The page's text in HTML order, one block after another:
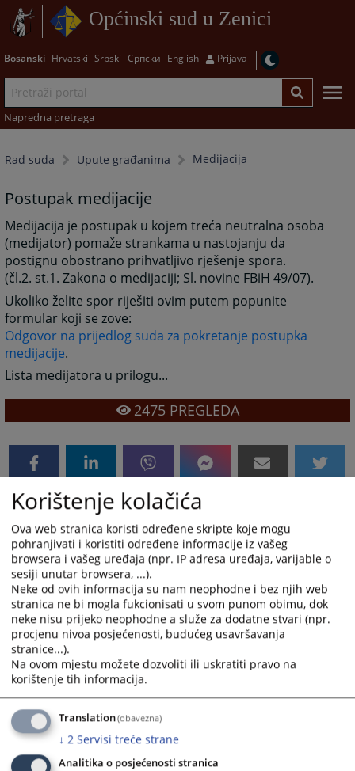
Općinski sud u Zenici
Bosanski Hrvatski Srpski Српски English Prijava
Napredna pretraga
Rad suda Upute građanima Medijacija
Postupak medijacije
Medijacija je postupak u kojem treća neutralna osoba
(medijator) pomaže strankama u nastojanju da
postignu obostrano prihvatljivo rješenje spora.
(čl.2. st.1. Zakona o medijaciji; Sl. novine FBiH 49/07).
Ukoliko želite spor riješiti ovim putem popunite
formular koji se zove:
Odgovor na prijedlog suda za pokretanje postupka
medijacije.
Lista medijatora u prilogu...
2475PREGLEDA
Prateći dokumenti
Obrazac za pokretanje postupka medijacije
Lista medijatora
Korištenje kolačića
Ova web stranica koristi određene skripte koje mogu
pohranjivati i koristiti određene informacije iz vašeg
browsera i vašeg uređaja (npr. IP adresa uređaja, varijable o
sesiji unutar browsera, ...).
Neke od ovih informacija su nam neophodne i bez njih web
stranica ne bi mogla fukcionisati u svom punom obimu, dok
neke nisu prijeko neophodne a služe za dodatne stvari (npr.
procjenu nivoa posjećenosti, budućeg usavršavanja
stranice...).
Na ovom mjestu možete dozvoliti ili uskratiti pravo na
korištenje tih informacija.
Translation(obavezna)
↓ 2 Servisi treće strane
Analitika o posjećenosti stranica